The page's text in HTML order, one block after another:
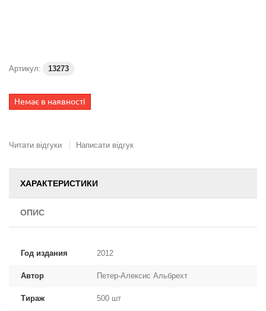
Артикул: 13273
Немає в наявності
Читати відгуки Написати відгук
ХАРАКТЕРИСТИКИ
ОПИС
Год издания 2012
Автор Петер-Алексис Альбрехт
Тираж 500 шт